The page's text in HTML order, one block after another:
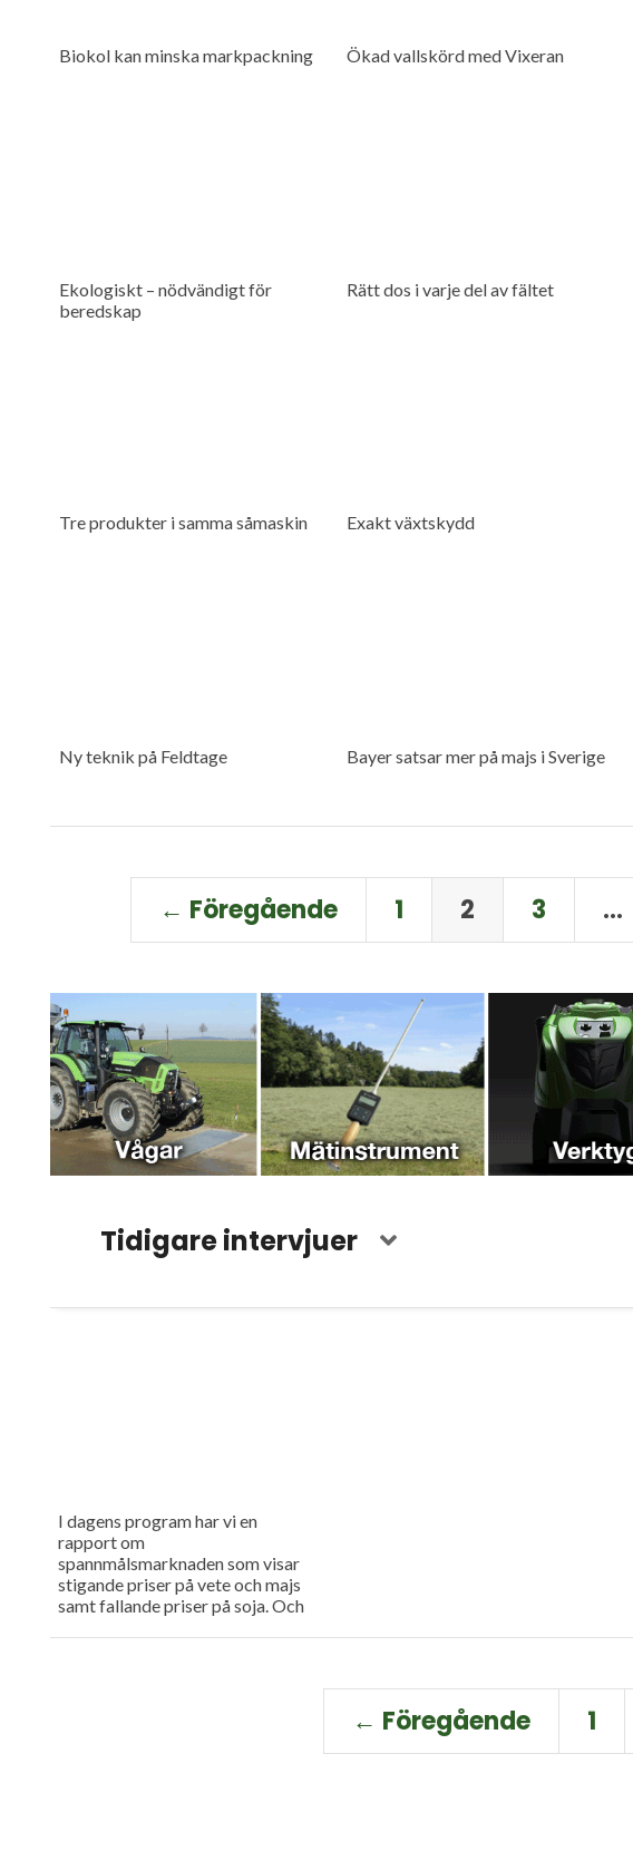
Biokol kan minska markpackning Ökad vallskörd med Vixeran
Ekologiskt – nödvändigt för
beredskap
Rätt dos i varje del av fältet
Tre produkter i samma såmaskin Exakt växtskydd
Ny teknik på Feldtage Bayer satsar mer på majs i Sverige
← Föregående 1 2 3 …
Tidigare intervjuer
I dagens program har vi en
rapport om
spannmålsmarknaden som visar
stigande priser på vete och majs
samt fallande priser på soja. Och
← Föregående 1